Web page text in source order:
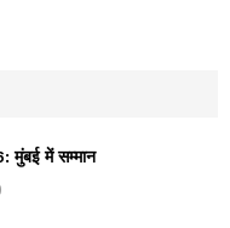
मुंबई में सम्मान